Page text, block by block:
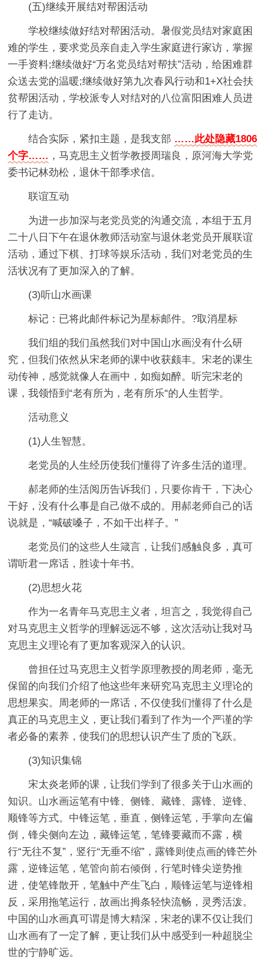
(五)继续开展结对帮困活动
学校继续做好结对帮困活动。暑假党员结对家庭困
难的学生，要求党员亲自走入学生家庭进行家访，掌握
一手资料;继续做好“万名党员结对帮扶”活动，给困难群
众送去党的温暖;继续做好第九次春风行动和1+X社会扶
贫帮困活动，学校派专人对结对的八位富阳困难人员进
行了走访。
结合实际，紧扣主题，是我支部 ……此处隐藏1806
个字…… ，马克思主义哲学教授周瑞良，原河海大学党
委书记林劲松，退休干部季求信。
联谊互动
为进一步加深与老党员党的沟通交流，本组于五月
二十八日下午在退休教师活动室与退休老党员开展联谊
活动，通过下棋、打球等娱乐活动，我们对老党员的生
活状况有了更加深入的了解。
(3)听山水画课
标记：已将此邮件标记为星标邮件。?取消星标
我们组的我们虽然我们对中国山水画没有什么研
究，但我们依然从宋老师的课中收获颇丰。宋老的课生
动传神，感觉就像人在画中，如痴如醉。听完宋老的
课，我领悟到“老有所为，老有所乐“的人生哲学。
活动意义
(1)人生智慧。
老党员的人生经历使我们懂得了许多生活的道理。
郝老师的生活阅历告诉我们，只要你肯干，下决心
干好，没有什么事是自己做不成的。用郝老师自己的话
说就是，“喊破嗓子，不如干出样子。”
老党员们的这些人生箴言，让我们感触良多，真可
谓听君一席话，胜读十年书。
(2)思想火花
作为一名青年马克思主义者，坦言之，我觉得自己
对马克思主义哲学的理解远远不够，这次活动让我对马
克思主义理论有了更加客观深入的认识。
曾担任过马克思主义哲学原理教授的周老师，毫无
保留的向我们介绍了他这些年来研究马克思主义理论的
思想果实。周老师的一席话，不仅使我们懂得了什么是
真正的马克思主义，更让我们看到了作为一个严谨的学
者必备的素养，使我们的思想认识产生了质的飞跃。
(3)知识集锦
宋太炎老师的课，让我们学到了很多关于山水画的
知识。山水画运笔有中锋、侧锋、藏锋、露锋、逆锋、
顺锋等方式。中锋运笔，垂直，侧锋运笔，手掌向左偏
倒，锋尖侧向左边，藏锋运笔，笔锋要藏而不露，横
行“无往不复”，竖行“无垂不缩”，露锋则使点画的锋芒外
露，逆锋运笔，笔管向前右倾倒，行笔时锋尖逆势推
进，使笔锋散开，笔触中产生飞白，顺锋运笔与逆锋相
反，采用拖笔运行，故画出拇条轻快流畅，灵秀活泼。
中国的山水画真可谓是博大精深，宋老的课不仅让我们
山水画有了一定了解，更让我们从中感受到一种超脱尘
世的宁静旷远。